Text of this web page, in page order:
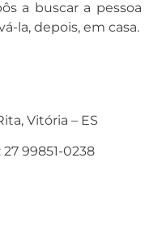
a buscar a pessoa
la, depois, em casa.
Vitória – ES
99851-0238